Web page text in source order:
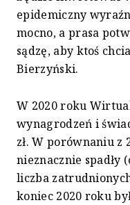
epidemiczny
mocno, a prasa
sądzę, aby ktoś
Bierzyński.
W 2020 roku
wynagrodzeń i
zł. W porównaniu z
nieznacznie spadły
liczba
koniec 2020 roku